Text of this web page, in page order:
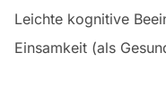
Leichte kognitive
Einsamkeit (als